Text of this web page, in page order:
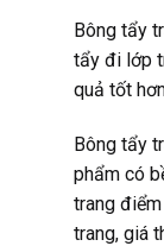
Bông tẩy
tẩy đi lớp
quả tốt
Bông tẩy
phẩm có
trang
trang, giá